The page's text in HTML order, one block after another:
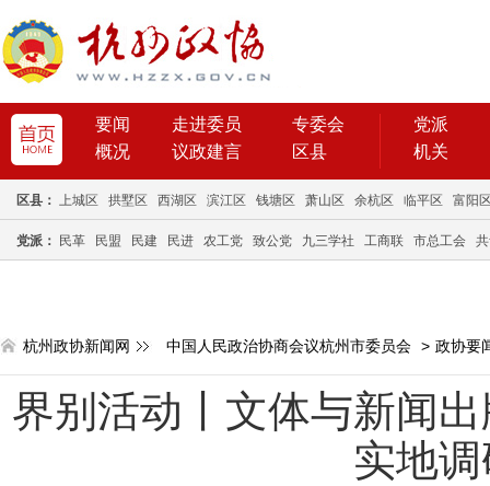
要闻 走进委员
专委会
概况
议政建言 区县
党派
机关
区县： 上城区 拱墅区 西湖区 滨江区 钱塘区 萧山区 余杭区 临平区 富阳
党派： 民革 民盟 民建 民进 农工党 致公党 九三学社 工商联 市总工会
杭州政协新闻网 中国人民政治协商会议杭州市委员会 > 政协要
界别活动丨文体与新闻
实地